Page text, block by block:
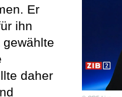
Er
ihn
daher